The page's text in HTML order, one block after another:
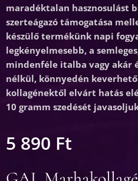
maradéktalan hasznosulást
szerteágazó támogatása
készülő termékünk napi
legkényelmesebb, a
mindenféle italba vagy akár
nélkül, könnyedén
kollagénektől elvárt hatás
10 gramm szedését
5 890 Ft